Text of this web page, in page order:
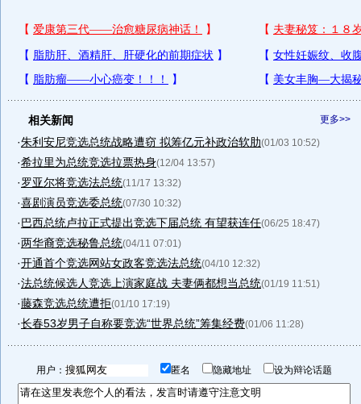
更多>>
相关新闻
·朱利安尼竞选总统战略遭窃 拟筹亿元补政治软肋(01/03 10:52)
·希拉里为总统竞选拉票热身(12/04 13:57)
·罗亚尔将竞选法总统(11/17 13:32)
·喜剧演员竞选委总统(07/30 10:32)
·巴西总统卢拉正式提出竞选下届总统 有望获连任(06/25 18:47)
·两华裔竞选秘鲁总统(04/11 07:01)
·开通首个竞选网站女政客竞选法总统(04/10 12:32)
·法总统候选人竞选上演家庭战 夫妻俩都想当总统(01/19 11:51)
·藤森竞选总统遭拒(01/10 17:19)
·长春53岁男子自称要竞选“世界总统”筹集经费(01/06 11:28)
用户： 匿名 隐藏地址 设为辩论话题